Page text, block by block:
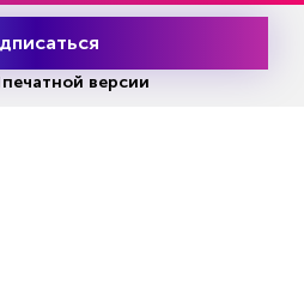
средства массовой информации Эл
Попробовать
печатной версии